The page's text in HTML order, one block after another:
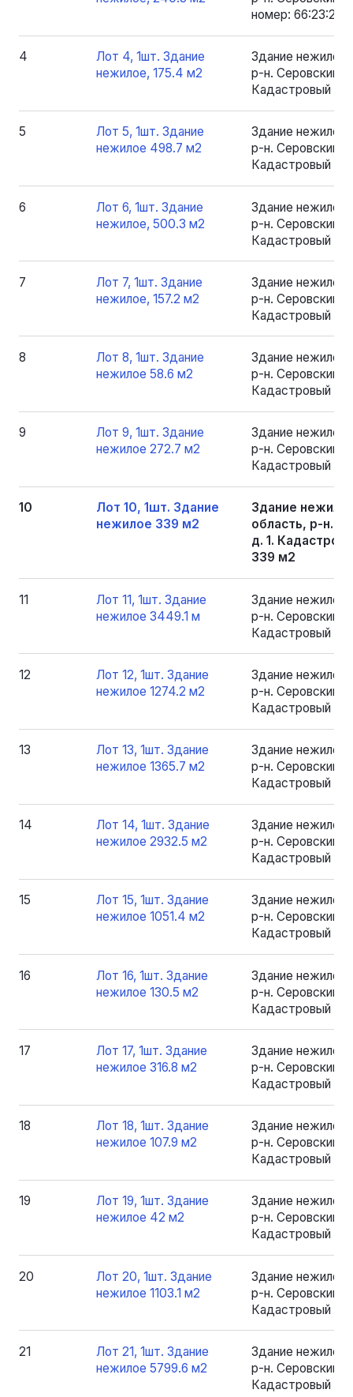
номер:
4
Лот 4, 1шт. Здание
нежилое, 175.4 м2
Здание нежилое
р-н. Серовский,
Кадастровый
5
Лот 5, 1шт. Здание
нежилое 498.7 м2
Здание нежилое
р-н. Серовский,
Кадастровый
6
Лот 6, 1шт. Здание
нежилое, 500.3 м2
Здание нежилое
р-н. Серовский,
Кадастровый
7
Лот 7, 1шт. Здание
нежилое, 157.2 м2
Здание нежилое
р-н. Серовский,
Кадастровый
8
Лот 8, 1шт. Здание
нежилое 58.6 м2
Здание нежилое
р-н. Серовский,
Кадастровый
9
Лот 9, 1шт. Здание
нежилое 272.7 м2
Здание нежилое
р-н. Серовский,
Кадастровый
10
Лот 10, 1шт. Здание
нежилое 339 м2
Здание
область, р-н.
д. 1.
339 м2
11
Лот 11, 1шт. Здание
нежилое 3449.1 м
Здание нежилое
р-н. Серовский,
Кадастровый
12
Лот 12, 1шт. Здание
нежилое 1274.2 м2
Здание нежилое
р-н. Серовский,
Кадастровый
13
Лот 13, 1шт. Здание
нежилое 1365.7 м2
Здание нежилое
р-н. Серовский,
Кадастровый
14
Лот 14, 1шт. Здание
нежилое 2932.5 м2
Здание нежилое
р-н. Серовский,
Кадастровый
15
Лот 15, 1шт. Здание
нежилое 1051.4 м2
Здание нежилое
р-н. Серовский,
Кадастровый
16
Лот 16, 1шт. Здание
нежилое 130.5 м2
Здание нежилое
р-н. Серовский,
Кадастровый
17
Лот 17, 1шт. Здание
нежилое 316.8 м2
Здание нежилое
р-н. Серовский,
Кадастровый
18
Лот 18, 1шт. Здание
нежилое 107.9 м2
Здание нежилое
р-н. Серовский,
Кадастровый
19
Лот 19, 1шт. Здание
нежилое 42 м2
Здание нежилое
р-н. Серовский,
Кадастровый
20
Лот 20, 1шт. Здание
нежилое 1103.1 м2
Здание нежилое
р-н. Серовский,
Кадастровый
21
Лот 21, 1шт. Здание
нежилое 5799.6 м2
Здание нежилое
р-н. Серовский,
Кадастровый